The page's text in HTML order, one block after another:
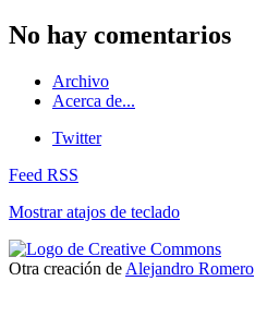
No hay comentarios
Archivo
Acerca de...
Twitter
Feed RSS
Mostrar atajos de teclado
Otra creación de Alejandro Romero